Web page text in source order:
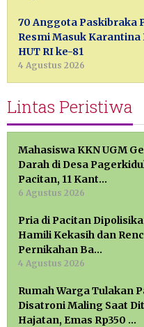
70 Anggota Paskibraka
Resmi Masuk Karantina
HUT RI ke-81
4 Agustus 2026
Lintas Peristiwa
Mahasiswa KKN UGM
Darah di Desa
Pacitan, 11 Kant…
6 Agustus 2026
Pria di Pacitan
Hamili Kekasih dan
Pernikahan Ba…
4 Agustus 2026
Rumah Warga Tulakan
Disatroni Maling Saat
Hajatan, Emas Rp350 …